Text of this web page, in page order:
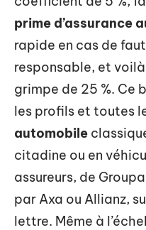
prime d’assurance
rapide en cas de
responsable, et
grimpe de 25 %. Ce
les profils et toutes
automobile
citadine ou en
assureurs, de
par Axa ou Allianz,
lettre. Même à